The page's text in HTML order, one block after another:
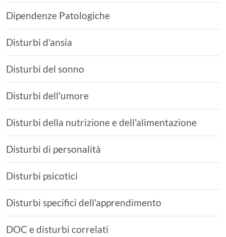
Dipendenze Patologiche
Disturbi d'ansia
Disturbi del sonno
Disturbi dell'umore
Disturbi della nutrizione e dell'alimentazione
Disturbi di personalità
Disturbi psicotici
Disturbi specifici dell'apprendimento
DOC e disturbi correlati